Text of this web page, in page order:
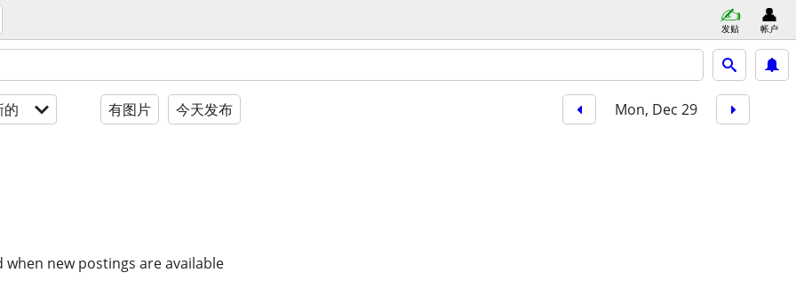
发贴 帐户
的 有图片 今天发布 Mon, Dec 29
new postings are available